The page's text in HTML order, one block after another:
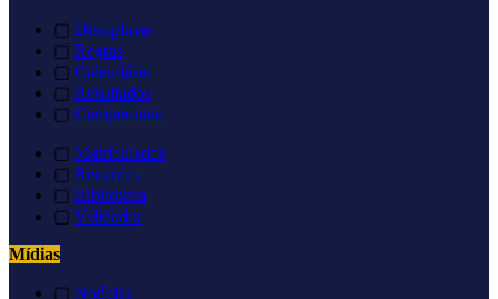
▢ Disciplinas
▢ Regras
▢ Calendário
▢ Resultados
▢ Campeonato
▢ Matriculados
▢ Recordes
▢ Biblioteca
▢ Validador
Mídias
▢ Notícias